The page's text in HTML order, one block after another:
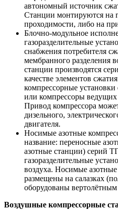
автономный источник
Станции монтируются на
проходимости, либо на
Блочно-модульное
газоразделительные
снабжения потребителя
мембранного разделения
станции производятся
качестве элементов
компрессорные установки
или компрессоры
Привод компрессора
дизельного,
двигателя.
Носимые азотные
название: переносные
азотные станции)
газоразделительные
воздуха. Носимые
размещены на салазках
оборудованы
Воздушные компрессорные